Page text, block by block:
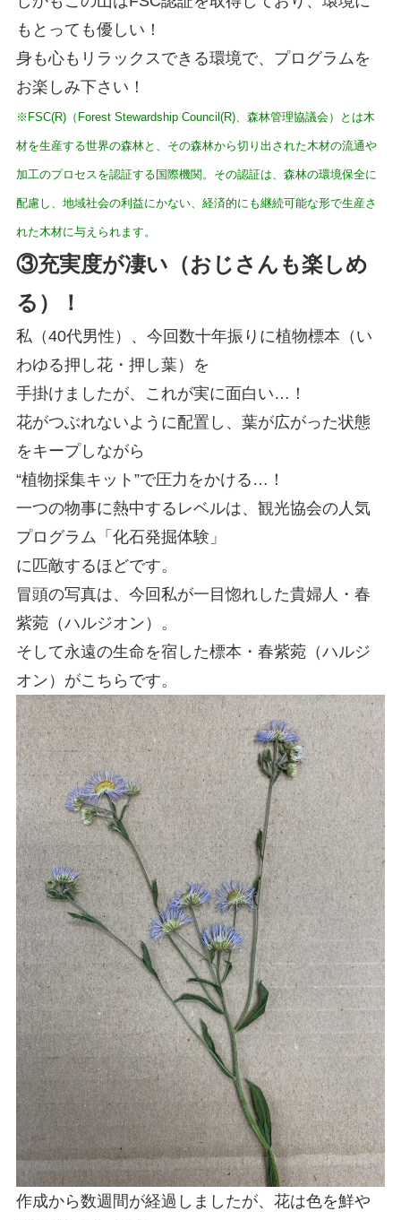
もとっても優しい！
身も心もリラックスできる環境で、プログラムを
お楽しみ下さい！
※FSC(R)（Forest Stewardship Council(R)、森林管理協議会）とは木
材を生産する世界の森林と、 その森林から切り出された木材の流通や
加工のプロセスを認証する国際機関。その認証は、森林の環境保全に
配慮し、地域社会の利益にかない、経済的にも継続可能な形で生産さ
れた木材に与えられます。
③充実度が凄い（おじさんも楽しめ
る）！
私（40代男性）、今回数十年振りに植物標本（い
わゆる押し花・押し葉）を
手掛けましたが、これが実に面白い…！
花がつぶれないように配置し、葉が広がった状態
をキープしながら
“植物採集キット”で圧力をかける…！
一つの物事に熱中するレベルは、観光協会の人気
プログラム「化石発掘体験」
に匹敵するほどです。
冒頭の写真は、今回私が一目惚れした貴婦人・ 春
紫菀（ハルジオン）。
そして永遠の生命を宿した標本・春紫菀（ハルジ
オン）がこちらです。
作成から数週間が経過しましたが、花は色を鮮や